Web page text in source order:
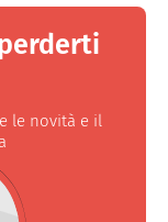
le novità e il